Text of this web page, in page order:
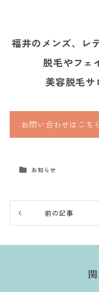
福井のメンズ、レ
脱毛やフェ
美容脱毛サ
お問い合わせはこち
お知らせ
前の記事